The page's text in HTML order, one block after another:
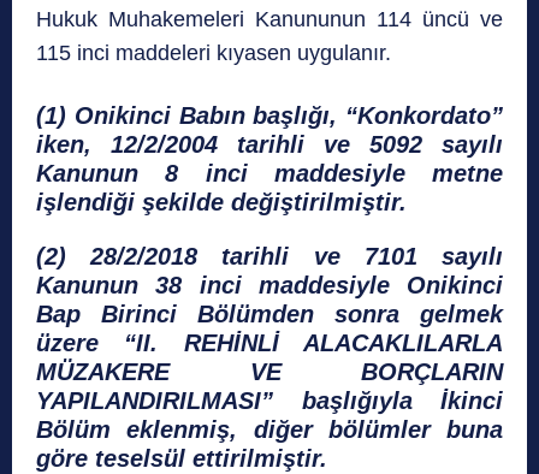
Hukuk Muhakemeleri Kanununun 114 üncü ve
115 inci maddeleri kıyasen uygulanır.
(1) Onikinci Babın başlığı, “Konkordato”
iken, 12/2/2004 tarihli ve 5092 sayılı
Kanunun 8 inci maddesiyle metne
işlendiği şekilde değiştirilmiştir.
(2) 28/2/2018 tarihli ve 7101 sayılı
Kanunun 38 inci maddesiyle Onikinci
Bap Birinci Bölümden sonra gelmek
üzere “II. REHİNLİ ALACAKLILARLA
MÜZAKERE VE BORÇLARIN
YAPILANDIRILMASI” başlığıyla İkinci
Bölüm eklenmiş, diğer bölümler buna
göre teselsül ettirilmiştir.